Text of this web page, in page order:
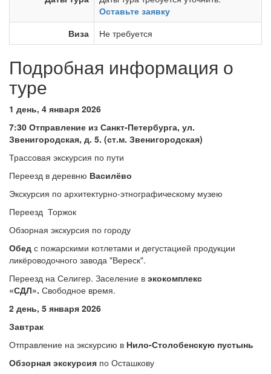
Оставьте заявку
Виза
Не требуется
Подробная информация о
туре
1 день, 4 января 2026
7:30 Отправление из Санкт-Петербурга, ул.
Звенигородская, д. 5. (ст.м. Звенигородская)
Трассовая экскурсия по пути
Переезд в деревню Василёво
Экскурсия по архитектурно-этнографическому музею
Переезд Торжок
Обзорная экскурсия по городу
Обед с пожарскими котлетами и дегустацией продукции
ликёроводочного завода "Вереск".
Переезд на Селигер. Заселение в экокомплекс
«СДЛ». Свободное время.
2 день, 5 января 2026
Завтрак
Отправление на экскурсию в Нило-Столобенскую пустынь
Обзорная экскурсия по Осташкову